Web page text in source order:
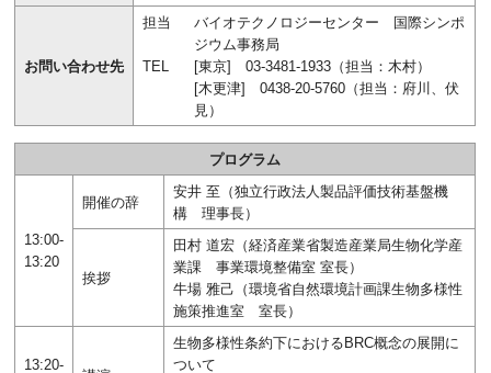
お問い合わせ先
担当
バイオテクノロジーセンター 国際シンポ
ジウム事務局
TEL
[東京] 03-3481-1933（担当：木村）
[木更津] 0438-20-5760（担当：府川、伏
見）
プログラム
13:00-
13:20
開催の辞
安井 至（独立行政法人製品評価技術基盤機
構 理事長）
挨拶
田村 道宏（経済産業省製造産業局生物化学産
業課 事業環境整備室 室長）
牛場 雅己（環境省自然環境計画課生物多様性
施策推進室 室長）
13:20-
生物多様性条約下におけるBRC概念の展開に
ついて